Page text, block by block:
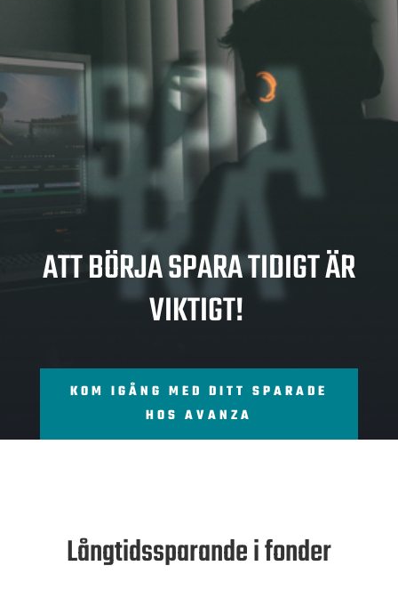
SPA
RA
ATT BÖRJA SPARA TIDIGT ÄR
VIKTIGT!
KOM IGÅNG MED DITT SPARADE
HOS AVANZA
Långtidssparande i fonder